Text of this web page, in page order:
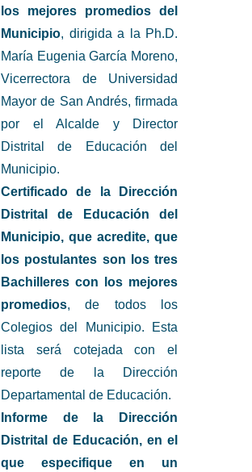
los mejores promedios del
Municipio, dirigida a la Ph.D.
María Eugenia García Moreno,
Vicerrectora de Universidad
Mayor de San Andrés, firmada
por el Alcalde y Director
Distrital de Educación del
Municipio.
Certificado de la Dirección
Distrital de Educación del
Municipio, que acredite, que
los postulantes son los tres
Bachilleres con los mejores
promedios, de todos los
Colegios del Municipio. Esta
lista será cotejada con el
reporte de la Dirección
Departamental de Educación.
Informe de la Dirección
Distrital de Educación, en el
que especifique en un